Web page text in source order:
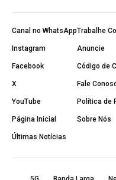
Canal no WhatsApp
Instagram
Facebook
X
YouTube
Página Inicial
Últimas Notícias
Trabalhe
Anuncie
Código de
Fale
Política de
Sobre Nós